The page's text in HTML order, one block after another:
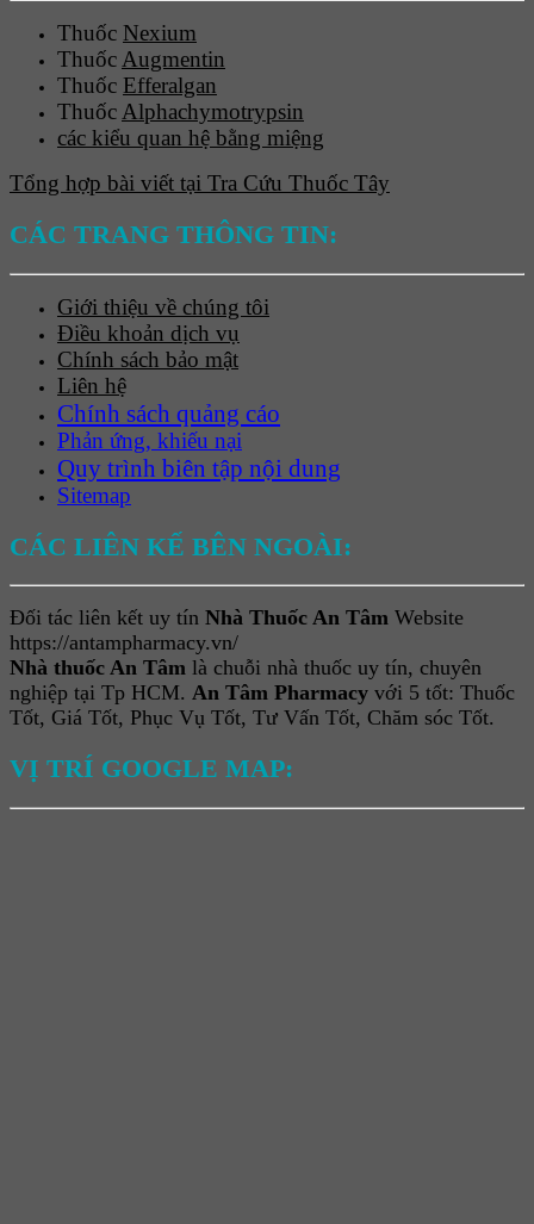
Thuốc Nexium
ThuốcAugmentin
Thuốc Efferalgan
ThuốcAlphachymotrypsin
các kiểu quan hệ bằng miệng
Tổng hợp bài viết tại Tra Cứu Thuốc Tây
CÁC TRANG THÔNG TIN:
Giới thiệu về chúng tôi
Điều khoản dịch vụ
Chính sách bảo mật
Liên hệ
Chính sách quảng cáo
Phản ứng, khiếu nại
Quy trình biên tập nội dung
Sitemap
CÁC LIÊN KẾ BÊN NGOÀI:
Đối tác liên kết uy tín Nhà Thuốc An Tâm Website
https://antampharmacy.vn/
Nhà thuốc An Tâm là chuỗi nhà thuốc uy tín, chuyên
nghiệp tại Tp HCM. An Tâm Pharmacy với 5 tốt: Thuốc
Tốt, Giá Tốt, Phục Vụ Tốt, Tư Vấn Tốt, Chăm sóc Tốt.
VỊ TRÍ GOOGLE MAP: